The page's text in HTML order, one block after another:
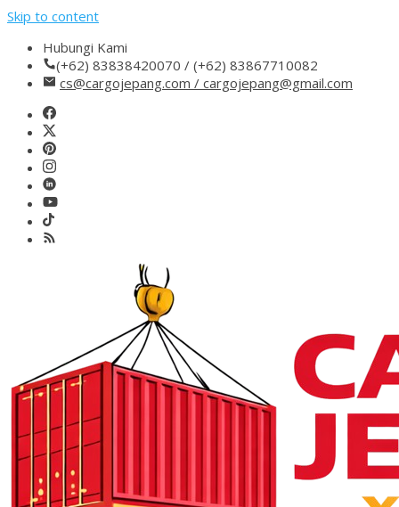
Skip to content
Hubungi Kami
(+62) 83838420070 / (+62) 83867710082
cs@cargojepang.com / cargojepang@gmail.com